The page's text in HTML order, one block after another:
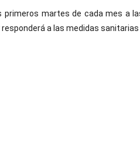
primeros martes de cada mes a
a las medidas